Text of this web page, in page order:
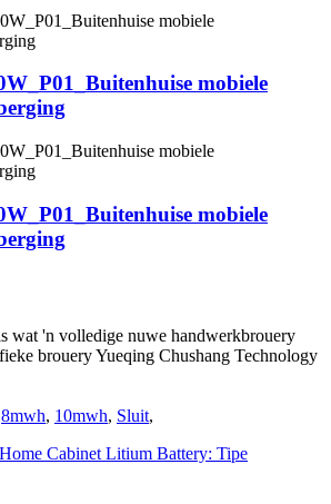
mobiele
mobiele
wat 'n volledige nuwe handwerkbrouery
brouery Yueqing Chushang Technology
8mwh, 10mwh, Sluit,